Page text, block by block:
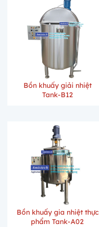
Bồn khuấy giải nhiệt
Tank-B12
Bồn khuấy gia nhiệt thực
phẩm Tank-A02